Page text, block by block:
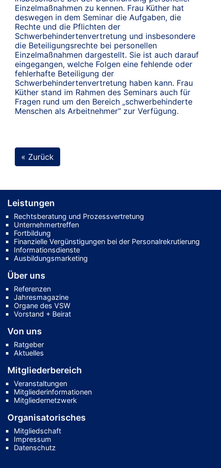
Einzelmaßnahmen zu kennen. Frau Küther hat
deswegen in dem Seminar die Aufgaben, die
Rechte und die Pflichten der
Schwerbehindertenvertretung und insbesondere
die Beteiligungsrechte bei personellen
Einzelmaßnahmen dargestellt. Sie ist auch darauf
eingegangen, welche Folgen eine fehlende oder
fehlerhafte Beteiligung der
Schwerbehindertenvertretung haben kann. Frau
Küther stand im Rahmen des Seminars auch für
Fragen rund um den Bereich „schwerbehinderte
Menschen als Arbeitnehmer“ zur Verfügung.
« Zurück
Leistungen
Rechtsberatung und Prozessvertretung
Unternehmertreffen
Fortbildung
Finanzielle Vergünstigungen bei der Personalrekrutierung
Informationsdienste
Ausbildungsmarketing
Über uns
Referenzen
Jahresmagazine
Organe des VSW
Vorstand + Beirat
Von uns
Ratgeber
Aktuelles
Mitgliederbereich
Veranstaltungen
Mitgliederinformationen
Mitgliedernetzwerk
Organisatorisches
Mitgliedschaft
Impressum
Datenschutz